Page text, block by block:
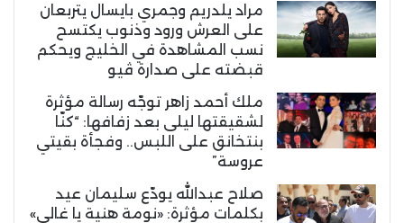
مراد يلدريم وجمري بايسال يتربعان
على العرش ورود وذنوب يكتسح
نسب المشاهدة في الخليج ويحكم
قبضته على صدارة ڤيو
ملك أحمد زاهر توجّه رسالة مؤثرة
لشقيقتها ليلى بعد زفافها: “كنّا
بنتخانق على اللبس.. وفجأة بقيتي
عروسة”
صلاح عبدالله يودّع سليمان عيد
بكلمات مؤثرة: «نومة هنية يا غالي»